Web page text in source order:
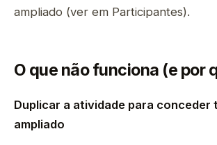
ampliado (ver em Participantes).
O que não funciona (e por
Duplicar a atividade para conceder
ampliado